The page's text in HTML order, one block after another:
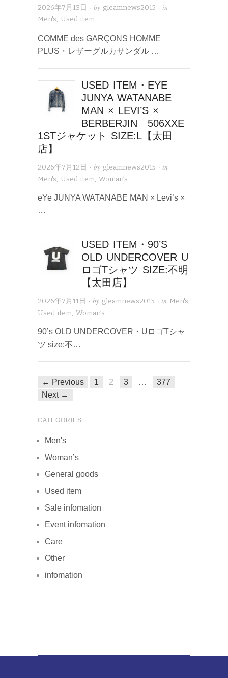
2026年7月13日 · by gleamnews2015 · in
Men's, Used item
COMME des GARÇONS HOMME
PLUS・レザーグルカサンダル …
USED ITEM・EYE
JUNYA WATANABE
MAN × LEVI’S ×
BERBERJIN 506XXE
1STジャケット SIZE:L【太田
店】
2026年7月12日 · by gleamnews2015 · in
Men's, Used item, Woman’s
eYe JUNYA WATANABE MAN × Levi’s ×
…
USED ITEM・90’S
OLD UNDERCOVER U
ロゴTシャツ SIZE:不明
【太田店】
2026年7月11日 · by gleamnews2015 · in Men's,
Used item, Woman’s
90’s OLD UNDERCOVER・UロゴTシャ
ツ size:不…
← Previous 1 2 3 …
377
Next →
CATEGORIES
Men's
Woman’s
General goods
Used item
Sale infomation
Event infomation
Care
Other
infomation